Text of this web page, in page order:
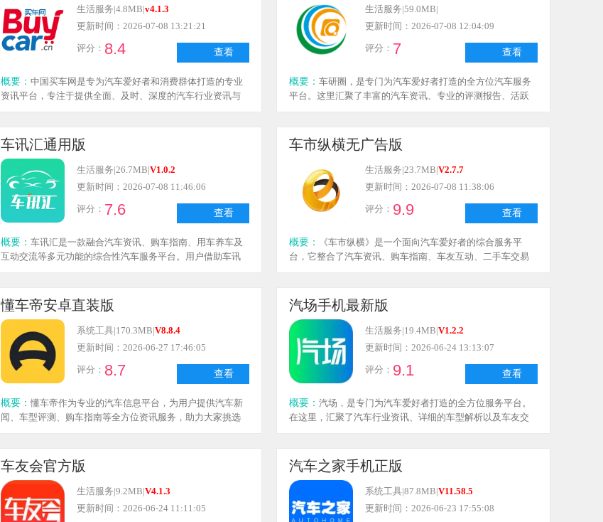
关政策法规，从而为自身的购车、用车决策提供可靠依据。
查看
生活服务|4.8MB|v4.1.3
更新时间：2026-07-08 13:21:21
评分： 8.4
概要： 中国买车网是专为汽车爱好者和消费群体打造的专业
资讯平台，专注于提供全面、及时、深度的汽车行业资讯与
又具备便捷的收藏与分享功能，方便用户进行知识管理和社
会化传播。
查看
生活服务|59.0MB|
更新时间：2026-07-08 12:04:09
评分： 7
概要： 车研圈，是专门为汽车爱好者打造的全方位汽车服务
平台。这里汇聚了丰富的汽车资讯、专业的评测报告、活跃
车的所有好奇和需求。
车讯汇通用版
查看
生活服务|26.7MB|V1.0.2
更新时间：2026-07-08 11:46:06
评分： 7.6
概要： 车讯汇是一款融合汽车资讯、购车指南、用车养车及
互动交流等多元功能的综合性汽车服务平台。用户借助车讯
车生活服务。
车市纵横无广告版
查看
生活服务|23.7MB|V2.7.7
更新时间：2026-07-08 11:38:06
评分： 9.9
概要：
《车市纵横》是一个面向汽车爱好者的综合服务平
台，它整合了汽车资讯、购车指南、车友互动、二手车交易
中，从而享受到一站式的汽车生活服务。
懂车帝安卓直装版
查看
系统工具|170.3MB|V8.8.4
更新时间：2026-06-27 17:46:05
评分： 8.7
概要： 懂车帝作为专业的汽车信息平台，为用户提供汽车新
闻、车型评测、购车指南等全方位资讯服务，助力大家挑选
比。感兴趣的朋友，快来懂车帝体验吧！
汽场手机最新版
查看
生活服务|19.4MB|V1.2.2
更新时间：2026-06-24 13:13:07
评分： 9.1
概要： 汽场，是专门为汽车爱好者打造的全方位服务平台。
在这里，汇聚了汽车行业资讯、详细的车型解析以及车友交
车友会官方版
生活服务|9.2MB|V4.1.3
更新时间：2026-06-24 11:11:05
汽车之家手机正版
系统工具|87.8MB|V11.58.5
更新时间：2026-06-23 17:55:08